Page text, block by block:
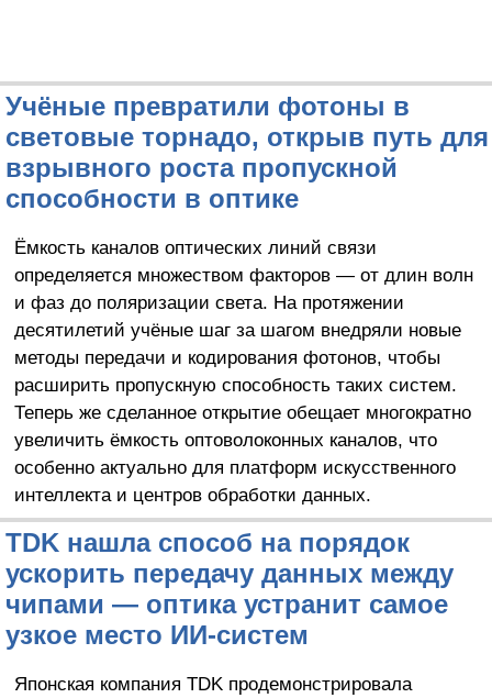
Учёные превратили фотоны в
световые торнадо, открыв путь для
взрывного роста пропускной
способности в оптике
Ёмкость каналов оптических линий связи
определяется множеством факторов — от длин волн
и фаз до поляризации света. На протяжении
десятилетий учёные шаг за шагом внедряли новые
методы передачи и кодирования фотонов, чтобы
расширить пропускную способность таких систем.
Теперь же сделанное открытие обещает многократно
увеличить ёмкость оптоволоконных каналов, что
особенно актуально для платформ искусственного
интеллекта и центров обработки данных.
TDK нашла способ на порядок
ускорить передачу данных между
чипами — оптика устранит самое
узкое место ИИ-систем
Японская компания TDK продемонстрировала